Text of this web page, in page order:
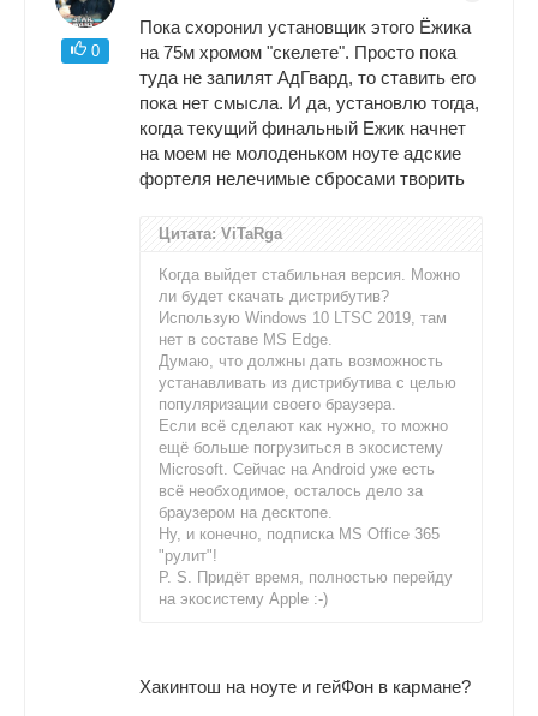
0
Пока схоронил установщик этого Ёжика
на 75м хромом "скелете". Просто пока
туда не запилят АдГвард, то ставить его
пока нет смысла. И да, установлю тогда,
когда текущий финальный Ежик начнет
на моем не молоденьком ноуте адские
фортеля нелечимые сбросами творить
Цитата: ViTaRga
Когда выйдет стабильная версия. Можно
ли будет скачать дистрибутив?
Использую Windows 10 LTSC 2019, там
нет в составе MS Edge.
Думаю, что должны дать возможность
устанавливать из дистрибутива с целью
популяризации своего браузера.
Если всё сделают как нужно, то можно
ещё больше погрузиться в экосистему
Microsoft. Сейчас на Android уже есть
всё необходимое, осталось дело за
браузером на десктопе.
Ну, и конечно, подписка MS Office 365
"рулит"!
P. S. Придёт время, полностью перейду
на экосистему Apple :-)
Хакинтош на ноуте и гейФон в кармане?